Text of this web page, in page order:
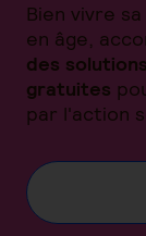
Bien vivre
en âge,
des
gratuites
par l'action